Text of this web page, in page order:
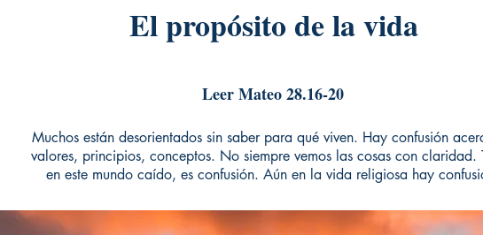
El propósito de la vida
Leer Mateo 28.16-20
Muchos están desorientados sin saber para qué viven. Hay confusión
valores, principios, conceptos. No siempre vemos las cosas con claridad.
en este mundo caído, es confusión. Aún en la vida religiosa hay